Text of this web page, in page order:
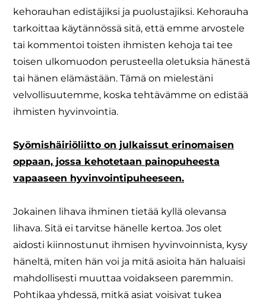
kehorauhan edistäjiksi ja puolustajiksi. Kehorauha
tarkoittaa käytännössä sitä, että emme arvostele
tai kommentoi toisten ihmisten kehoja tai tee
toisen ulkomuodon perusteella oletuksia hänestä
tai hänen elämästään. Tämä on mielestäni
velvollisuutemme, koska tehtävämme on edistää
ihmisten hyvinvointia.
Syömishäiriöliitto on julkaissut erinomaisen
oppaan, jossa kehotetaan painopuheesta
vapaaseen hyvinvointipuheeseen.
Jokainen lihava ihminen tietää kyllä olevansa
lihava. Sitä ei tarvitse hänelle kertoa. Jos olet
aidosti kiinnostunut ihmisen hyvinvoinnista, kysy
häneltä, miten hän voi ja mitä asioita hän haluaisi
mahdollisesti muuttaa voidakseen paremmin.
Pohtikaa yhdessä, mitkä asiat voisivat tukea